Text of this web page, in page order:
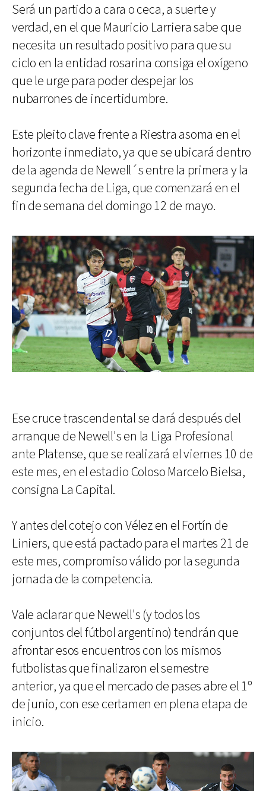
Será un partido a cara o ceca, a suerte y
verdad, en el que Mauricio Larriera sabe que
necesita un resultado positivo para que su
ciclo en la entidad rosarina consiga el oxígeno
que le urge para poder despejar los
nubarrones de incertidumbre.
Este pleito clave frente a Riestra asoma en el
horizonte inmediato, ya que se ubicará dentro
de la agenda de Newell´s entre la primera y la
segunda fecha de Liga, que comenzará en el
fin de semana del domingo 12 de mayo.
Ese cruce trascendental se dará después del
arranque de Newell's en la Liga Profesional
ante Platense, que se realizará el viernes 10 de
este mes, en el estadio Coloso Marcelo Bielsa,
consigna La Capital.
Y antes del cotejo con Vélez en el Fortín de
Liniers, que está pactado para el martes 21 de
este mes, compromiso válido por la segunda
jornada de la competencia.
Vale aclarar que Newell's (y todos los
conjuntos del fútbol argentino) tendrán que
afrontar esos encuentros con los mismos
futbolistas que finalizaron el semestre
anterior, ya que el mercado de pases abre el 1º
de junio, con ese certamen en plena etapa de
inicio.